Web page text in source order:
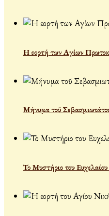
Η εορτή των Αγίων
Μήνυμα τοῦ
Το Μυστήριο του